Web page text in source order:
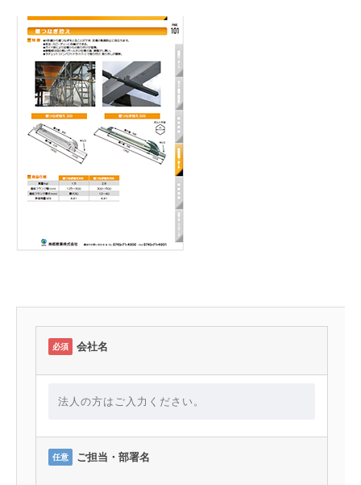
必須 会社名
任意 ご担当・部署名